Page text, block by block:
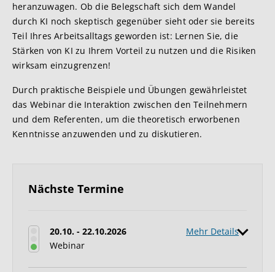
heranzuwagen. Ob die Belegschaft sich dem Wandel
durch KI noch skeptisch gegenüber sieht oder sie bereits
Teil Ihres Arbeitsalltags geworden ist: Lernen Sie, die
Stärken von KI zu Ihrem Vorteil zu nutzen und die Risiken
wirksam einzugrenzen!
Durch praktische Beispiele und Übungen gewährleistet
das Webinar die Interaktion zwischen den Teilnehmern
und dem Referenten, um die theoretisch erworbenen
Kenntnisse anzuwenden und zu diskutieren.
Nächste Termine
20.10. - 22.10.2026
Webinar
Mehr Details